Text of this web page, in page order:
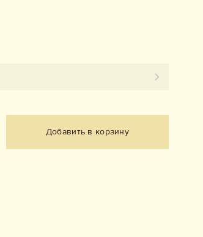
Добавить в корзину